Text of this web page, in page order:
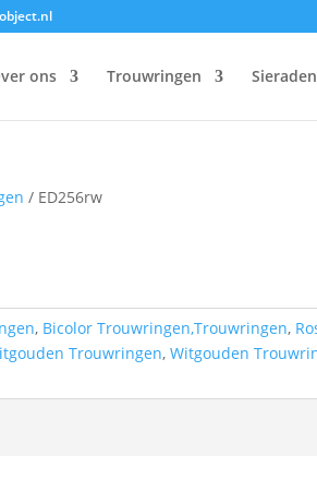
ons Trouwringen Sieraden
/ ED256rw
, Bicolor Trouwringen,Trouwringen,
Trouwringen,Witgouden